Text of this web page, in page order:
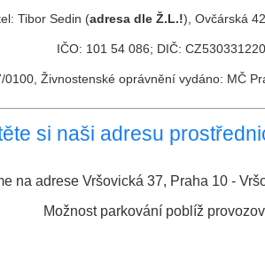
na adrese Vršovická 37, Praha 10 -
Možnost parkování poblíž
si naši adresu
Tibor Sedin (adresa dle Ž.L.!), Ovčárská
IČO: 101 54 086; DIČ: CZ530331220
Živnostenské oprávnění vydáno: MČ